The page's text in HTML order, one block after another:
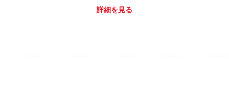
詳細を見る